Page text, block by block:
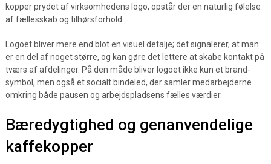
kopper prydet af virksomhedens logo, opstår der en naturlig følelse
af fællesskab og tilhørsforhold.
Logoet bliver mere end blot en visuel detalje; det signalerer, at man
er en del af noget større, og kan gøre det lettere at skabe kontakt på
tværs af afdelinger. På den måde bliver logoet ikke kun et brand-
symbol, men også et socialt bindeled, der samler medarbejderne
omkring både pausen og arbejdspladsens fælles værdier.
Bæredygtighed og genanvendelige
kaffekopper